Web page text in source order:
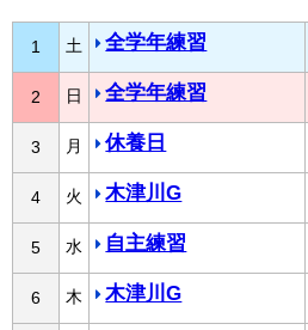
1 土 全学年練習
2 日 全学年練習
3 月 休養日
4 火 木津川G
5 水 自主練習
6 木 木津川G